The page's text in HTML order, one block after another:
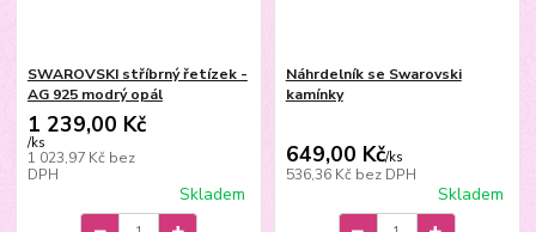
SWAROVSKI stříbrný řetízek -
AG 925 modrý opál
1 239,00 Kč
/ks
1 023,97 Kč bez
DPH
Skladem
Náhrdelník se Swarovski
kamínky
649,00 Kč/ks
536,36 Kč bez DPH
Skladem